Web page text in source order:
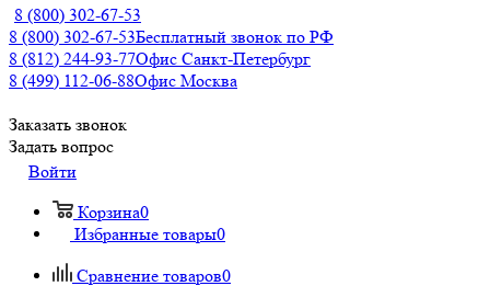
8 (800) 302-67-53
8 (800) 302-67-53Бесплатный звонок по РФ
8 (812) 244-93-77Офис Санкт-Петербург
8 (499) 112-06-88Офис Москва
Заказать звонок
Задать вопрос
Войти
Корзина0
Избранные товары0
Сравнение товаров0